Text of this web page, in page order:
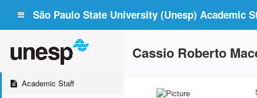
São Paulo State University (Unesp) Academic
Academic Staff
Cassio Roberto